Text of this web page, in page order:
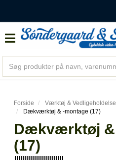
Forside Værktøj & Vedligeholdelse
Dækværktøj & -montage (17)
Dækværktøj &
(17)